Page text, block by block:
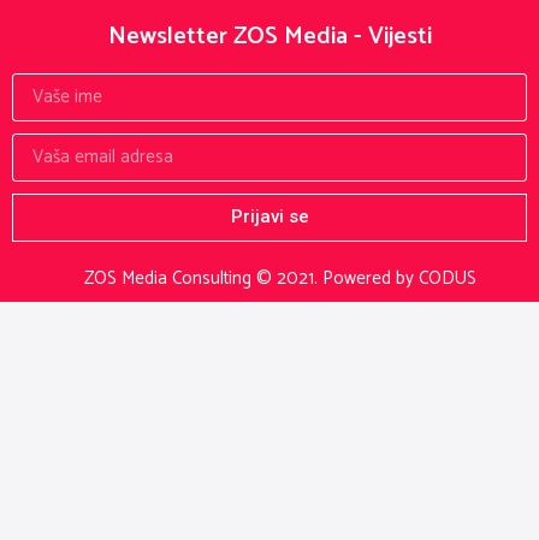
ZOS Media Consulting © 2021. Powered by CODUS
Newsletter ZOS Media - Vijesti
Prijavi se